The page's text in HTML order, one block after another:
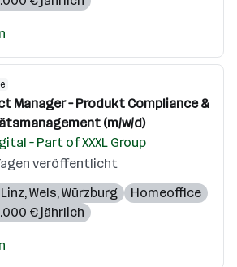
Manager – Produkt Compliance &
(m/w/d)
– Part of XXXL Group
veröffentlicht
Linz,Wels,Würzburg
Homeoffice
€ jährlich